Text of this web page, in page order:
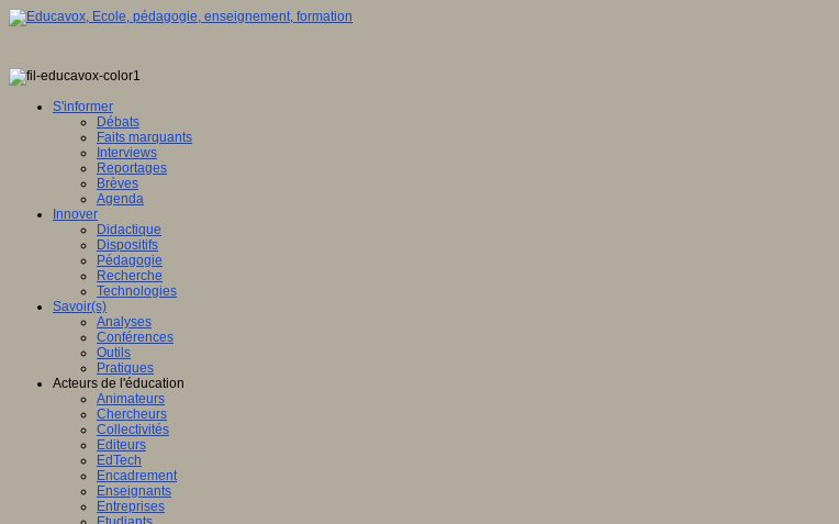
S'informer
Débats
Faits marquants
Interviews
Reportages
Brèves
Agenda
Innover
Didactique
Dispositifs
Pédagogie
Recherche
Technologies
Savoir(s)
Analyses
Conférences
Outils
Pratiques
Acteurs de l'éducation
Animateurs
Chercheurs
Collectivités
Editeurs
EdTech
Encadrement
Enseignants
Entreprises